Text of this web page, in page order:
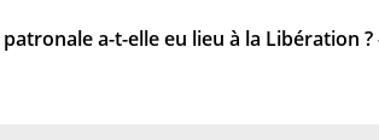
a-t-elle eu lieu à la Libération ?